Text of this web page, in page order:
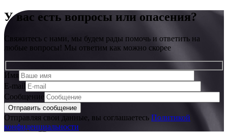
У вас есть вопросы или опасения?
Свяжитесь с нами, мы будем рады помочь и ответить на
любые вопросы! Мы ответим как можно скорее
Имя
E-mail
Сообщение
Отправляя свои данные, вы соглашаетесь Политикой
конфиденциальности